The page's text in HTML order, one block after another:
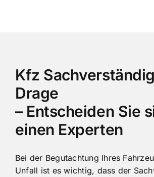
Kfz
Drage
– Entscheiden Sie
einen Experten
Bei der Begutachtung Ihres
Unfall ist es wichtig, dass der